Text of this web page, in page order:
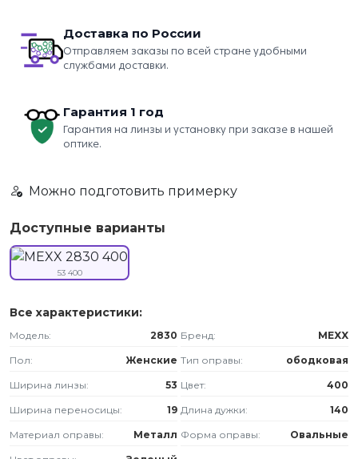
Доставка по России
Отправляем заказы по всей стране удобными
службами доставки.
Гарантия 1 год
Гарантия на линзы и установку при заказе в нашей
оптике.
Можно подготовить примерку
Доступные варианты
53 400
Все характеристики:
Модель: 2830 Бренд: MEXX
Пол: Женские Тип оправы: ободковая
Ширина линзы: 53 Цвет: 400
Ширина переносицы: 19 Длина дужки: 140
Материал оправы: Металл Форма оправы: Овальные